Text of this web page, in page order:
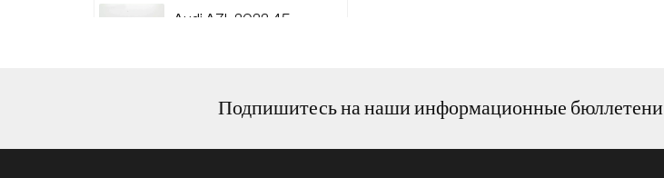
Audi A7L 2022 45
Ли Авто L6 2024
Макс.
Подпишитесь на наши информационные бюллетени